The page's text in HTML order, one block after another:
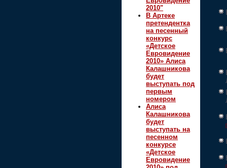
2010"
В Артеке
претендентка
на песенный
конкурс
«Детское
Евровидение
2010» Алиса
Калашникова
будет
выступать под
первым
номером
Алиса
Калашникова
будет
выступать на
песенном
конкурсе
«Детское
Евровидение